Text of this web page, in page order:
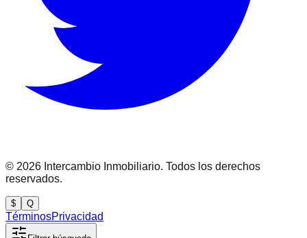
© 2026 Intercambio Inmobiliario. Todos los derechos
reservados.
$ Q
TérminosPrivacidad